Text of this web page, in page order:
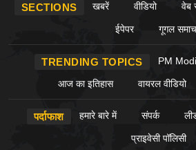
SECTIONS खबरें वीडियो वेब
ईपेपर गूगल
TRENDING TOPICS PM Modi
आज का इतिहास वायरल वीडियो
पर्दाफाश हमारे बारे में संपर्क
प्राइवेसी पॉलिसी